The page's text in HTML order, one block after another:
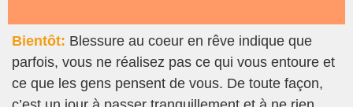
Bientôt: Blessure au coeur en rêve indique que
parfois, vous ne réalisez pas ce qui vous entoure et
ce que les gens pensent de vous. De toute façon,